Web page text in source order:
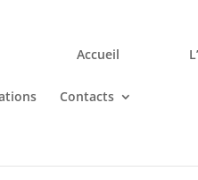
Accueil
Contacts
où et n’importe